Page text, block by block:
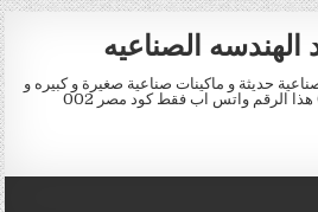
الصناعيه
حديثة و ماكينات صناعية صغيرة و كبيره و